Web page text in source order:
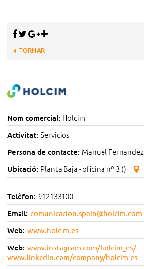
TORNAR
Nom comercial: Holcim
Activitat: Servicios
Persona de contacte: Manuel Fernandez
Ubicació: Planta Baja - oficina nº 3 ()
Telèfon: 912133100
Email: comunicacion.spain@holcim.com
Web: www.holcim.es
Web: www.instagram.com/holcim_es/ -
www.linkedin.com/company/holcim-es